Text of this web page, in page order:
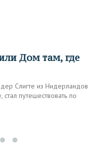
Слигте из Нидерландов
путешествовать по